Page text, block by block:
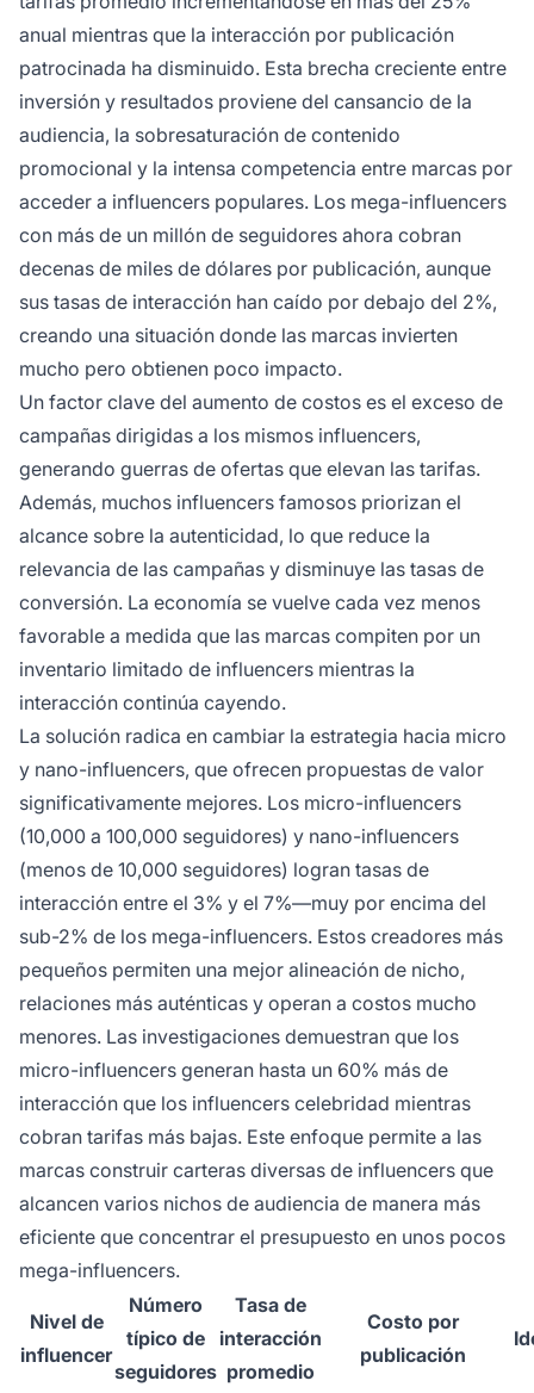
anual mientras que la interacción por publicación
patrocinada ha disminuido. Esta brecha creciente entre
inversión y resultados proviene del cansancio de la
audiencia, la sobresaturación de contenido
promocional y la intensa competencia entre marcas por
acceder a influencers populares. Los mega-influencers
con más de un millón de seguidores ahora cobran
decenas de miles de dólares por publicación, aunque
sus tasas de interacción han caído por debajo del 2%,
creando una situación donde las marcas invierten
mucho pero obtienen poco impacto.
Un factor clave del aumento de costos es el exceso de
campañas dirigidas a los mismos influencers,
generando guerras de ofertas que elevan las tarifas.
Además, muchos influencers famosos priorizan el
alcance sobre la autenticidad, lo que reduce la
relevancia de las campañas y disminuye las tasas de
conversión. La economía se vuelve cada vez menos
favorable a medida que las marcas compiten por un
inventario limitado de influencers mientras la
interacción continúa cayendo.
La solución radica en cambiar la estrategia hacia micro
y nano-influencers, que ofrecen propuestas de valor
significativamente mejores. Los micro-influencers
(10,000 a 100,000 seguidores) y nano-influencers
(menos de 10,000 seguidores) logran tasas de
interacción entre el 3% y el 7%—muy por encima del
sub-2% de los mega-influencers. Estos creadores más
pequeños permiten una mejor alineación de nicho,
relaciones más auténticas y operan a costos mucho
menores. Las investigaciones demuestran que los
micro-influencers generan hasta un 60% más de
interacción que los influencers celebridad mientras
cobran tarifas más bajas. Este enfoque permite a las
marcas construir carteras diversas de influencers que
alcancen varios nichos de audiencia de manera más
eficiente que concentrar el presupuesto en unos pocos
mega-influencers.
Nivel de
influencer
Número
típico de
seguidores
Tasa de
interacción
promedio
Costo por
publicación